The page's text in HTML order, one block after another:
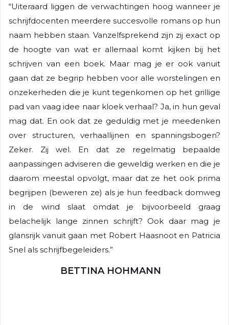
“Uiteraard liggen de verwachtingen hoog wanneer je
schrijfdocenten meerdere succesvolle romans op hun
naam hebben staan. Vanzelfsprekend zijn zij exact op
de hoogte van wat er allemaal komt kijken bij het
schrijven van een boek. Maar mag je er ook vanuit
gaan dat ze begrip hebben voor alle worstelingen en
onzekerheden die je kunt tegenkomen op het grillige
pad van vaag idee naar kloek verhaal? Ja, in hun geval
mag dat. En ook dat ze geduldig met je meedenken
over structuren, verhaallijnen en spanningsbogen?
Zeker. Zij wel. En dat ze regelmatig bepaalde
aanpassingen adviseren die geweldig werken en die je
daarom meestal opvolgt, maar dat ze het ook prima
begrijpen (beweren ze) als je hun feedback domweg
in de wind slaat omdat je bijvoorbeeld graag
belachelijk lange zinnen schrijft? Ook daar mag je
glansrijk vanuit gaan met Robert Haasnoot en Patricia
Snel als schrijfbegeleiders.”
BETTINA HOHMANN